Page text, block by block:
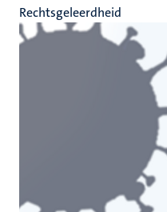
Rechtsgeleerdheid